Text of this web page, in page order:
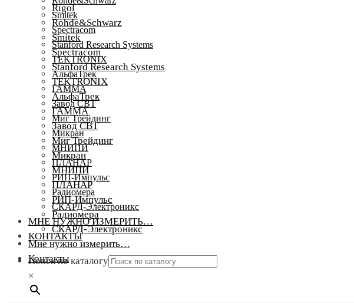
Smitek
Spectracom
Stanford Research Systems
TEKTRONIX
АльфаТрек
ГАММА
Завод СВТ
Миг Трейдинг
Микран
МНИПИ
ПЛАНАР
РИП-Импульс
Радиомера
СКАРД-Электроникс
МНЕ НУЖНО ИЗМЕРИТЬ…
КОНТАКТЫ
Поиск по каталогу
×
Rigol
Rohde&Schwarz
Smitek
Spectracom
Stanford Research Systems
TEKTRONIX
АльфаТрек
ГАММА
Завод СВТ
Миг Трейдинг
Микран
МНИПИ
ПЛАНАР
РИП-Импульс
Радиомера
СКАРД-Электроникс
Мне нужно измерить…
Контакты